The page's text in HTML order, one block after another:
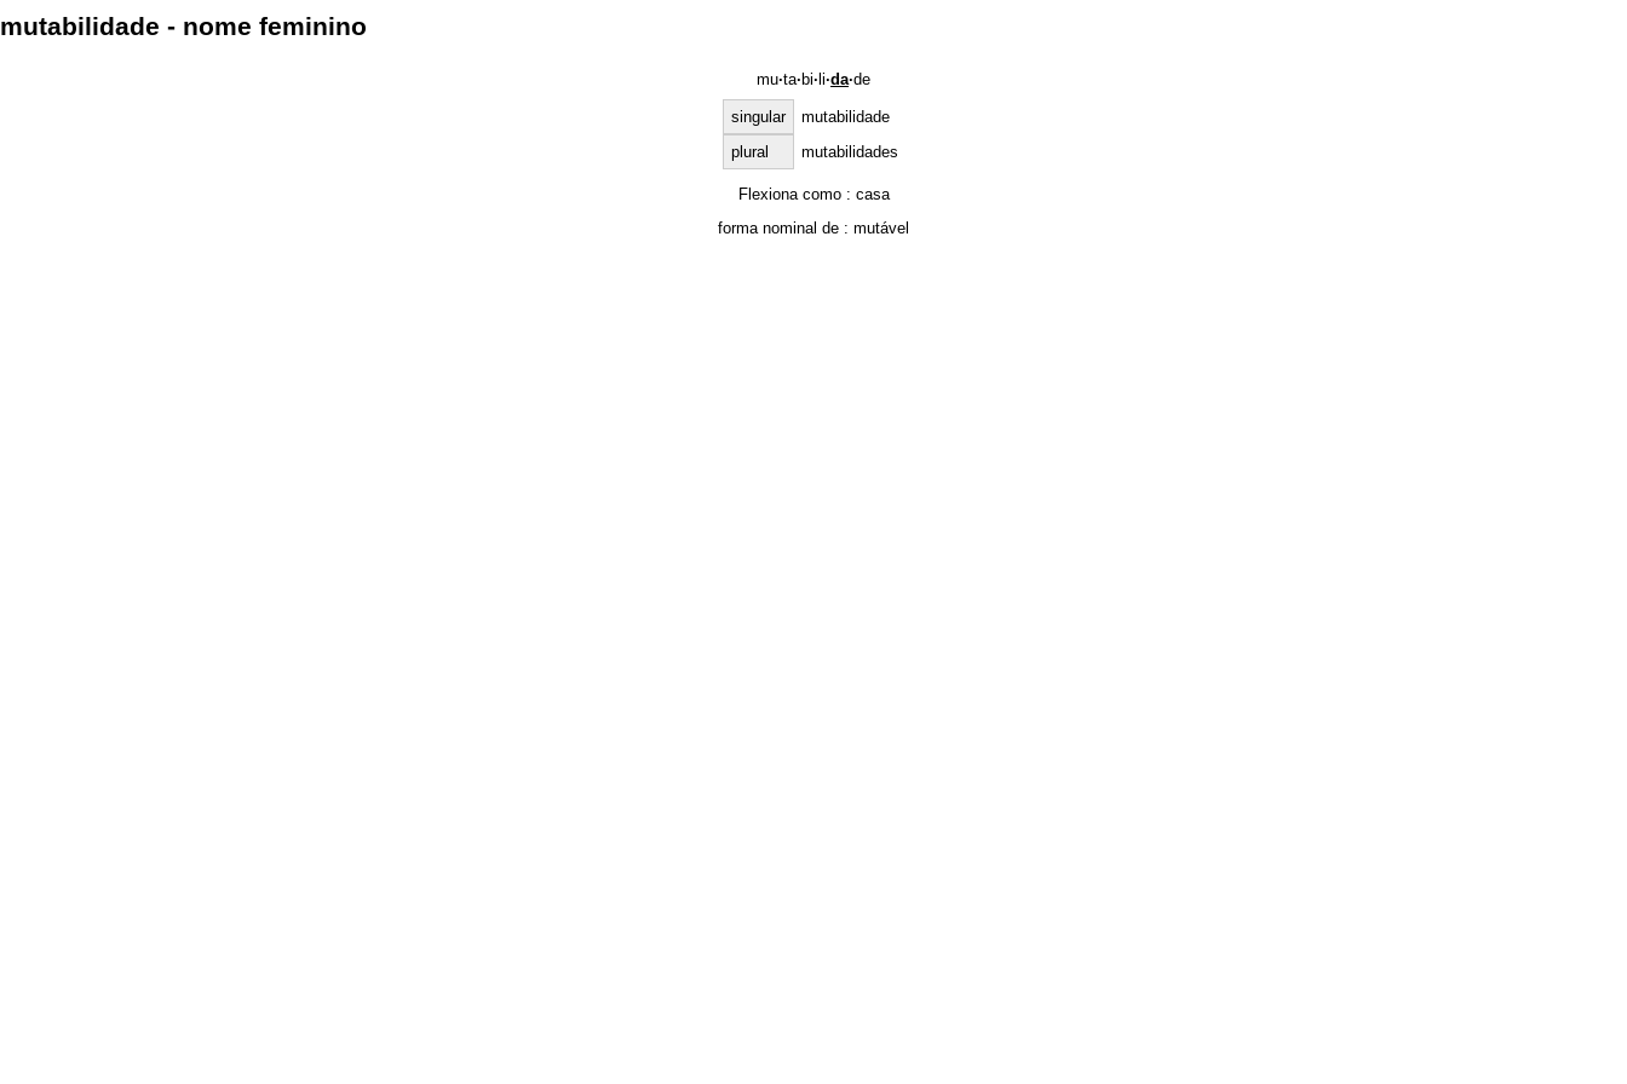
mutabilidade - nome feminino
mu·ta· bi· li·da·de
singular
mutabilidade
plural
mutabilidades
Flexiona como : casa
forma nominal de : mutável